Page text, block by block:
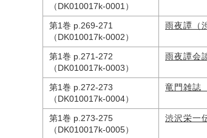
（DK010017k-0001）
第1巻 p.269-271
（DK010017k-0002）
雨夜譚（
第1巻 p.271-272
（DK010017k-0003）
雨夜譚会
第1巻 p.272-273
（DK010017k-0004）
竜門雑誌
第1巻 p.273-275
（DK010017k-0005）
渋沢栄一